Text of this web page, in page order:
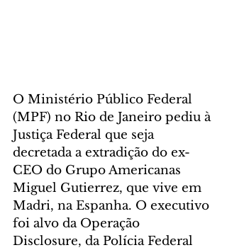
O Ministério Público Federal
(MPF) no Rio de Janeiro pediu à
Justiça Federal que seja
decretada a extradição do ex-
CEO do Grupo Americanas
Miguel Gutierrez, que vive em
Madri, na Espanha. O executivo
foi alvo da Operação
Disclosure, da Polícia Federal